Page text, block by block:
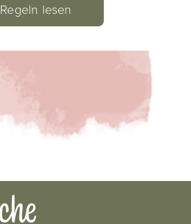
Regeln lesen